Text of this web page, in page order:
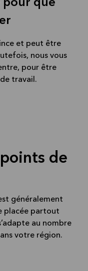
pour que
et peut être
nous vous
pour être
travail.
de
généralement
placée partout
au nombre
votre région.